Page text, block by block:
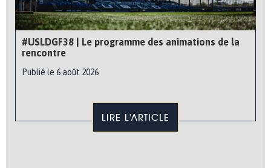
#USLDGF38 | Le programme des animations de la
rencontre
Publié le 6 août 2026
LIRE L'ARTICLE